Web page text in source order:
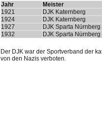
Jahr
Meister
1921
DJK Katernberg
1924
DJK Katernberg
1927
DJK Sparta Nürnberg
1932
DJK Sparta Nürnberg
Der DJK war der Sportverband der
von den Nazis verboten.